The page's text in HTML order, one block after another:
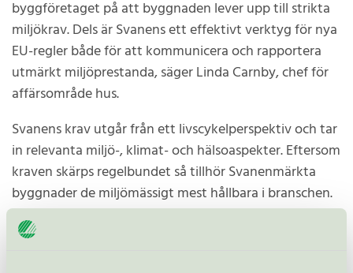
byggföretaget på att byggnaden lever upp till strikta
miljökrav. Dels är Svanens ett effektivt verktyg för nya
EU-regler både för att kommunicera och rapportera
utmärkt miljöprestanda, säger Linda Carnby, chef för
affärsområde hus.
Svanens krav utgår från ett livscykelperspektiv och tar
in relevanta miljö-, klimat- och hälsoaspekter. Eftersom
kraven skärps regelbundet så tillhör Svanenmärkta
byggnader de miljömässigt mest hållbara i branschen.
Svanen ger ringar på vattnet